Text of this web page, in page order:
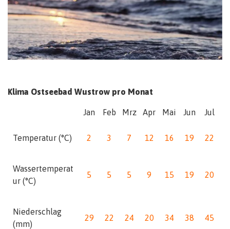
Klima Ostseebad Wustrow pro Monat
Jan Feb Mrz Apr Mai Jun Jul
Temperatur (°C) 2 3 7 12 16 19 22
Wassertemperat
ur (°C)
5 5 5 9 15 19 20
Niederschlag
(mm)
29 22 24 20 34 38 45